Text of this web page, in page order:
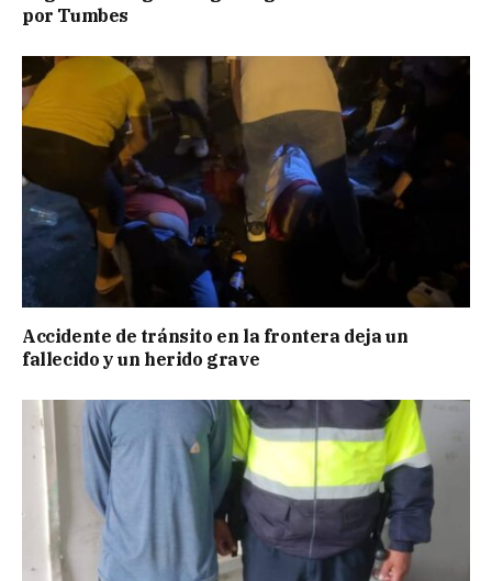
por Tumbes
Accidente de tránsito en la frontera deja un
fallecido y un herido grave